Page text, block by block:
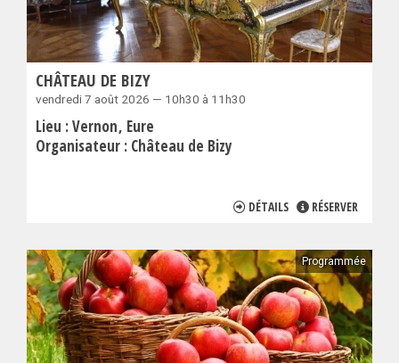
CHÂTEAU DE BIZY
vendredi 7 août 2026 — 10h30 à 11h30
Lieu :Vernon Eure
Organisateur : Château de Bizy
DÉTAILS RÉSERVER
Programmée